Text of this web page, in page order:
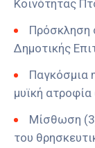
Κοινότητας
Πρόσκληση
Δημοτικής
Παγκόσμια
μυϊκή ατροφία
Μίσθωση
του